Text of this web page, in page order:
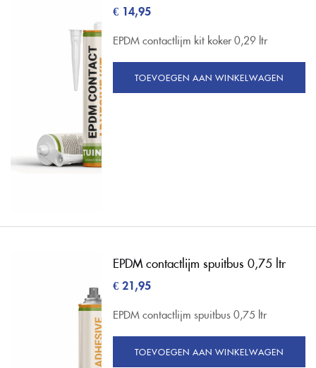
€14,95
EPDM contactlijm kit koker 0,29 ltr
TOEVOEGEN AAN WINKELWAGEN
EPDM contactlijm spuitbus 0,75 ltr
€21,95
EPDM contactlijm spuitbus 0,75 ltr
TOEVOEGEN AAN WINKELWAGEN